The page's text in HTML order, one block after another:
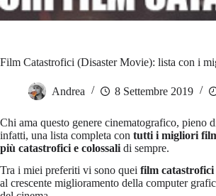
Film Catastrofici (Disaster Movie): lista con i
Andrea 8 Settembre 2019
Chi ama questo genere cinematografico, pieno
infatti, una lista completa con tutti i migliori
più catastrofici e colossali di sempre.
Tra i miei preferiti vi sono quei film catastrofici
al crescente miglioramento della computer